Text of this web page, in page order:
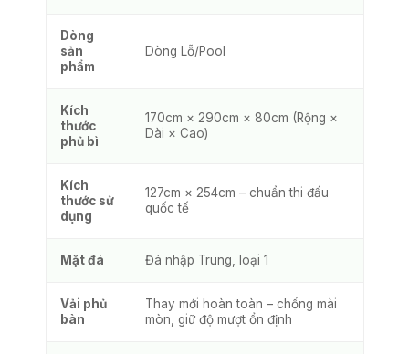
Dòng
sản
phẩm
Dòng Lỗ/Pool
Kích
thước
phủ bì
170cm × 290cm × 80cm (Rộng ×
Dài × Cao)
Kích
thước sử
dụng
127cm × 254cm – chuẩn thi đấu
quốc tế
Mặt đá Đá nhập Trung, loại 1
Vải phủ
bàn
Thay mới hoàn toàn – chống mài
mòn, giữ độ mượt ổn định